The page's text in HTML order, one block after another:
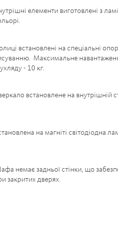
елементи виготовлені з
встановлені на спеціальні
Максимальне
- 10 кг.
встановлене на внутрішній
на магніті світодіодна
немає задньої стінки, що
закритих дверях.